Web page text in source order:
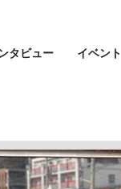
タビュー イベント